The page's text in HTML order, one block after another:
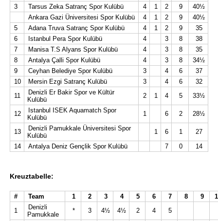
3
Tarsus Zeka Satranç Spor Kulübü 4 1 2 9
40½
Ankara Gazi Üniversitesi Spor Kulübü
4 1 2 9
40½
5
Adana Truva Satranç Spor Kulübü 4 1 2 9
35
6
Istanbul Pera Spor Kulübü 4 3 8
38
7
Manisa T.S Alyans Spor Kulübü 4 3 8
35
8
Antalya Çalli Spor Kulübü 4 3 8
34½
9
Ceyhan Belediye Spor Kulübü 3 4 6
37
10
Mersin Ezgi Satranç Kulübü 3 4 6
32
11
Denizli Er Bakir Spor ve Kültür
Kulübü
2 1 4 5 33½
12
Istanbul ISEK Aquamatch Spor
Kulübü
1 6 2 28½
13
Denizli Pamukkale Üniversitesi Spor
Kulübü
1 6 1
27
14
Antalya Deniz Gençlik Spor Kulübü 7 0 14
Kreuztabelle:
# Team 1 2 3 4 5 6 7 8 9
1
Denizli
Pamukkale
* 3 4½ 4½ 2 4 5